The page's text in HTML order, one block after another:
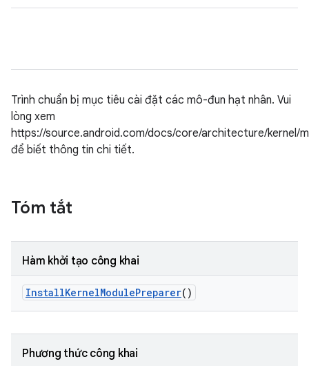
Trình chuẩn bị mục tiêu cài đặt các mô-đun hạt nhân. Vui
lòng xem
https://source.android.com/docs/core/architecture/kernel/
để biết thông tin chi tiết.
Tóm tắt
Hàm khởi tạo công khai
InstallKernelModulePreparer()
Phương thức công khai